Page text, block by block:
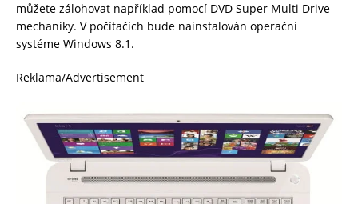
můžete zálohovat například pomocí DVD Super Multi Drive
mechaniky. V počítačích bude nainstalován operační
systéme Windows 8.1.
Reklama/Advertisement